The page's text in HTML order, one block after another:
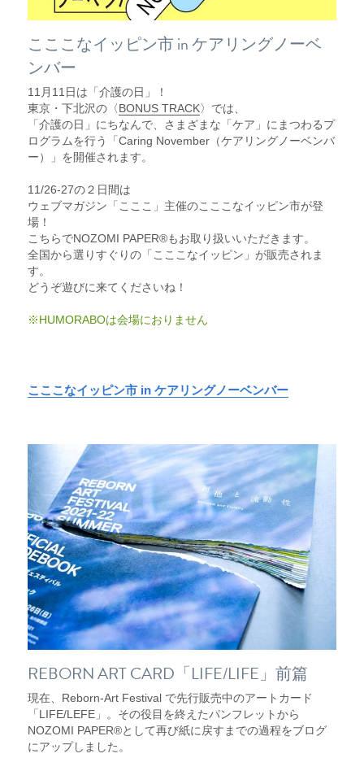
こここなイッピン市 in ケアリングノーベ
ンバー
11月11日は「介護の日」！
東京・下北沢の〈BONUS TRACK〉では、
「介護の日」にちなんで、さまざまな「ケア」にまつわるプ
ログラムを行う「Caring November（ケアリングノーベンバ
ー）」を開催されます。
11/26-27の２日間は
ウェブマガジン「こここ」主催のこここなイッピン市が登
場！
こちらでNOZOMI PAPER®︎もお取り扱いいただきます。
全国から選りすぐりの「こここなイッピン」が販売されま
す。
どうぞ遊びに来てくださいね！
※HUMORABOは会場におりません
こここなイッピン市 in ケアリングノーベンバー
REBORN ART CARD「LIFE/LIFE」前篇
現在、Reborn-Art Festival で先行販売中のアートカード
「LIFE/LEFE」。その役目を終えたパンフレットから
NOZOMI PAPER®︎として再び紙に戻すまでの過程をブログ
にアップしました。